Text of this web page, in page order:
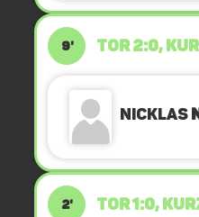
9' TOR 2:0,
Nicklas
2' TOR 1:0,